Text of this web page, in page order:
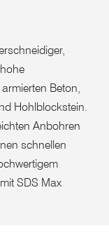
Beton,
Hohlblockstein.
Anbohren
schnellen
SDS Max